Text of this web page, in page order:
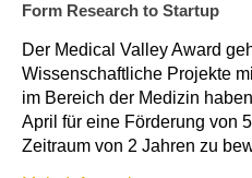
Form Research to Startup
Der Medical Valley Award
Wissenschaftliche Projekte
im Bereich der Medizin
April für eine Förderung von
Zeitraum von 2 Jahren zu